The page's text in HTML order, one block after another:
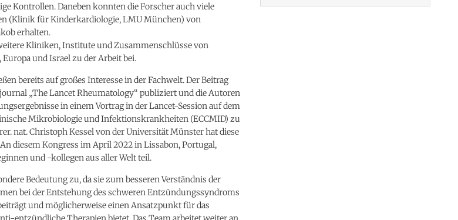
Kontrollen. Daneben konnten die Forscher auch viele
(Klinik für Kinderkardiologie, LMU München) von
erhalten.
Kliniken, Institute und Zusammenschlüsse von
und Israel zu der Arbeit bei.
bereits auf großes Interesse in der Fachwelt. Der Beitrag
„The Lancet Rheumatology“ publiziert und die Autoren
in einem Vortrag in der Lancet-Session auf dem
Mikrobiologie und Infektionskrankheiten (ECCMID) zu
nat. Christoph Kessel von der Universität Münster hat diese
diesem Kongress im April 2022 in Lissabon, Portugal,
und -kollegen aus aller Welt teil.
Bedeutung zu, da sie zum besseren Verständnis der
bei der Entstehung des schweren Entzündungssyndroms
und möglicherweise einen Ansatzpunkt für das